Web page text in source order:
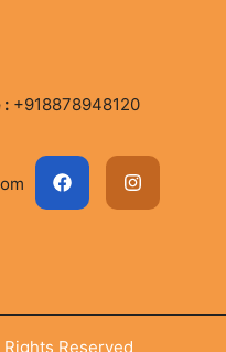
: +918878948120
Reserved